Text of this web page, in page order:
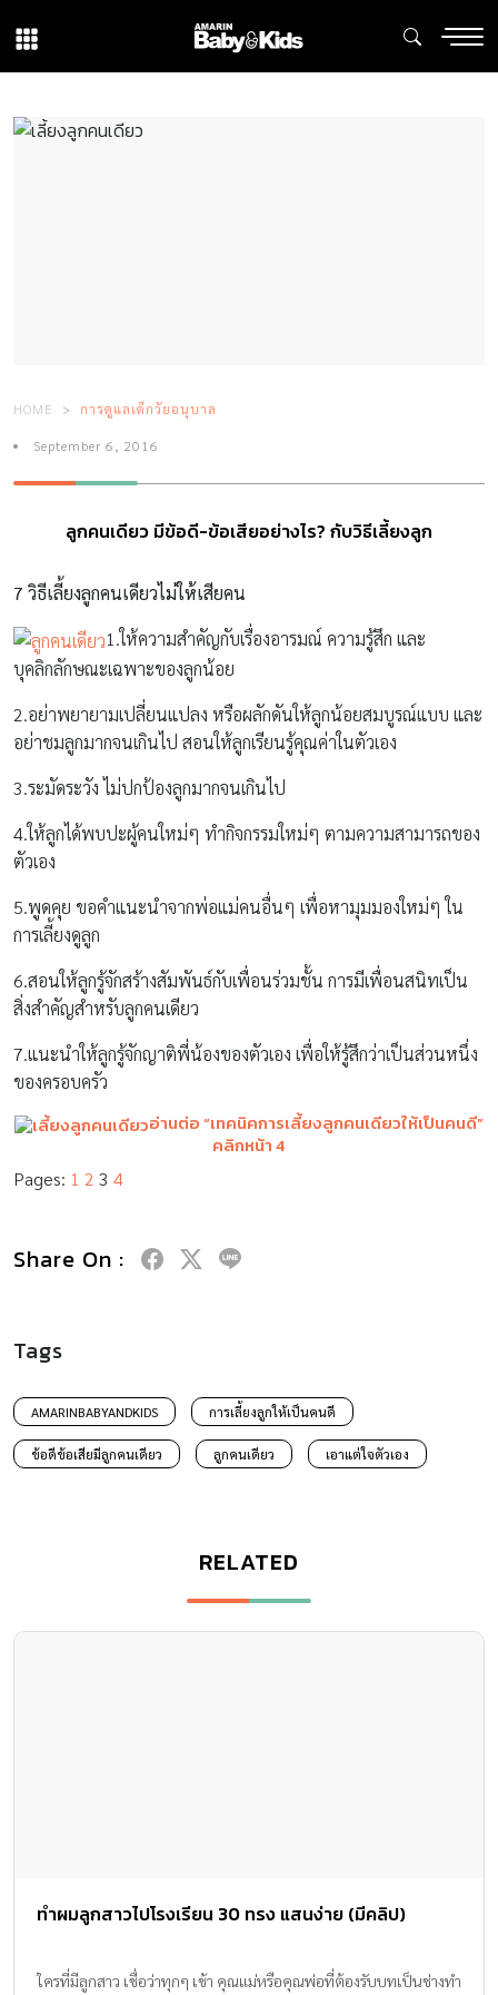
HOME การดูแลเด็กวัยอนุบาล
September 6, 2016
ลูกคนเดียว มีข้อดี-ข้อเสียอย่างไร? กับวิธีเลี้ยงลูก
7 วิธีเลี้ยงลูกคนเดียวไม่ให้เสียคน
1.ให้ความสำคัญกับเรื่องอารมณ์ ความรู้สึก และ
บุคลิกลักษณะเฉพาะของลูกน้อย
2.อย่าพยายามเปลี่ยนแปลง หรือผลักดันให้ลูกน้อยสมบูรณ์แบบ และ
อย่าชมลูกมากจนเกินไป สอนให้ลูกเรียนรู้คุณค่าในตัวเอง
3.ระมัดระวัง ไม่ปกป้องลูกมากจนเกินไป
4.ให้ลูกได้พบปะผู้คนใหม่ๆ ทำกิจกรรมใหม่ๆ ตามความสามารถของ
ตัวเอง
5.พูดคุย ขอคำแนะนำจากพ่อแม่คนอื่นๆ เพื่อหามุมมองใหม่ๆ ใน
การเลี้ยงดูลูก
6.สอนให้ลูกรู้จักสร้างสัมพันธ์กับเพื่อนร่วมชั้น การมีเพื่อนสนิทเป็น
สิ่งสำคัญสำหรับลูกคนเดียว
7.แนะนำให้ลูกรู้จักญาติพี่น้องของตัวเอง เพื่อให้รู้สึกว่าเป็นส่วนหนึ่ง
ของครอบครัว
อ่านต่อ “เทคนิคการเลี้ยงลูกคนเดียวให้เป็นคนดี”
คลิกหน้า 4
Pages: 1 2 3 4
Share On :
Tags
AMARINBABYANDKIDS การเลี้ยงลูกให้เป็นคนดี
ข้อดีข้อเสียมีลูกคนเดียว ลูกคนเดียว เอาแต่ใจตัวเอง
RELATED
ทำผมลูกสาวไปโรงเรียน 30 ทรง แสนง่าย (มีคลิป)
ใครที่มีลูกสาว เชื่อว่าทุกๆ เช้า คุณแม่หรือคุณพ่อที่ต้องรับบทเป็นช่างทำ